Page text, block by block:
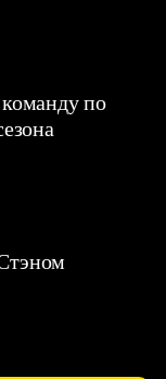
по